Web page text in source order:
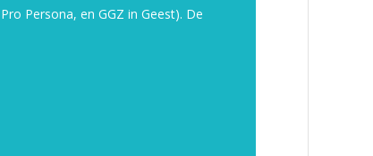
Persona, en GGZ in Geest). De